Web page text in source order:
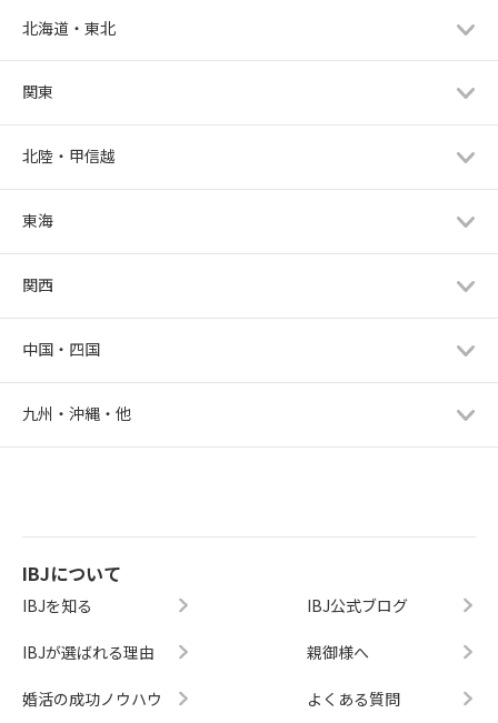
北海道・東北
関東
北陸・甲信越
東海
関西
中国・四国
九州・沖縄・他
IBJについて
IBJを知る
IBJが選ばれる理由
婚活の成功ノウハウ
IBJ公式ブログ
親御様へ
よくある質問